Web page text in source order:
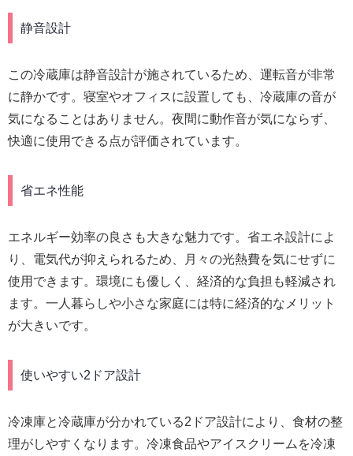
静音設計
この冷蔵庫は静音設計が施されているため、運転音が非常
に静かです。寝室やオフィスに設置しても、冷蔵庫の音が
気になることはありません。夜間に動作音が気にならず、
快適に使用できる点が評価されています。
省エネ性能
エネルギー効率の良さも大きな魅力です。省エネ設計によ
り、電気代が抑えられるため、月々の光熱費を気にせずに
使用できます。環境にも優しく、経済的な負担も軽減され
ます。一人暮らしや小さな家庭には特に経済的なメリット
が大きいです。
使いやすい2ドア設計
冷凍庫と冷蔵庫が分かれている2ドア設計により、食材の整
理がしやすくなります。冷凍食品やアイスクリームを冷凍